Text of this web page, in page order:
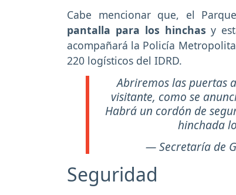
Cabe mencionar que, el
pantalla para los hinchasy
acompañará la Policía
220 logísticos del IDRD.
Abriremos las puertas
visitante, como se
Habrá un cordón de
hinchada
— Secretaría de
Seguridad